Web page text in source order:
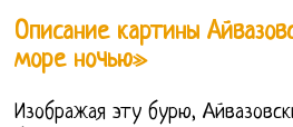
Описание картины
море ночью»
Изображая эту бурю,